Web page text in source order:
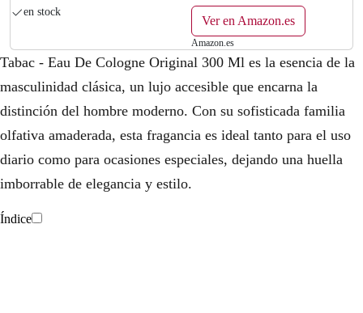
en stock
Ver en Amazon.es
Amazon.es
Tabac - Eau De Cologne Original 300 Ml es la esencia de la
masculinidad clásica, un lujo accesible que encarna la
distinción del hombre moderno. Con su sofisticada familia
olfativa amaderada, esta fragancia es ideal tanto para el uso
diario como para ocasiones especiales, dejando una huella
imborrable de elegancia y estilo.
Índice